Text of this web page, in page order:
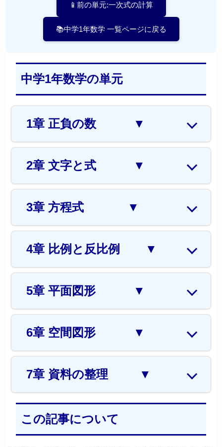
📱前の単元:一次式の計算
📚中学1年数学 一覧ページに戻る
中学1年数学の単元
1章 正負の数 ▼
2章 文字と式 ▼
3章 方程式 ▼
4章 比例と反比例 ▼
5章 平面図形 ▼
6章 空間図形 ▼
7章 資料の整理 ▼
この記事について